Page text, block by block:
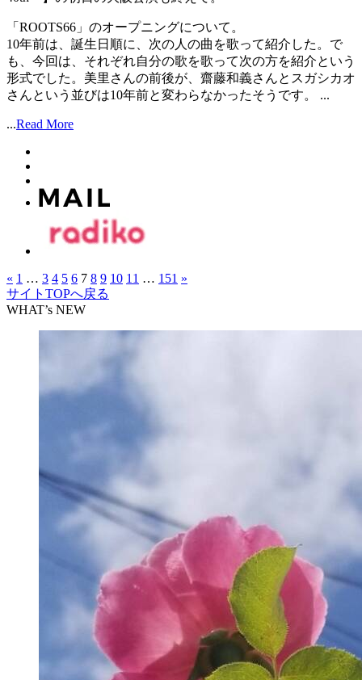
「ROOTS66」のオープニングについて。
10年前は、誕生日順に、次の人の曲を歌って紹介した。で
も、今回は、それぞれ自分の歌を歌って次の方を紹介という
形式でした。美里さんの前後が、齋藤和義さんとスガシカオ
さんという並びは10年前と変わらなかったそうです。 ...
...Read More
« 1 … 3 4 5 6 7 8 9 10 11 … 151 »
サイトTOPへ戻る
WHAT’s NEW